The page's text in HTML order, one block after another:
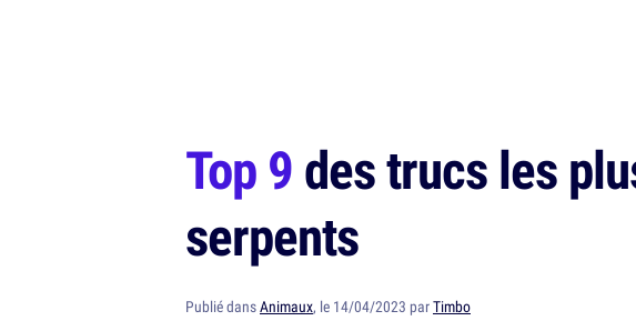
Top 9des trucs les
serpents
Publié dansAnimaux, le 14/04/2023 parTimbo